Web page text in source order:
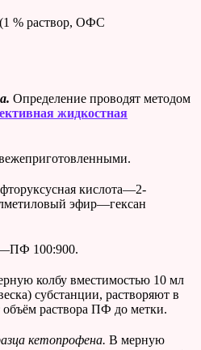
% раствор, ОФС
Определение проводят методом
жидкостная
кислота—2-
эфир—гексан
100:900.
колбу вместимостью 10 мл
субстанции, растворяют в
раствора ПФ до метки.
кетопрофена. В мерную